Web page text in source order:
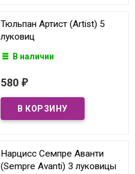
Тюльпан Артист (Artist) 5
луковиц
В наличии
580 ₽
Нарцисс Семпре Аванти
(Sempre Avanti) 3 луковицы